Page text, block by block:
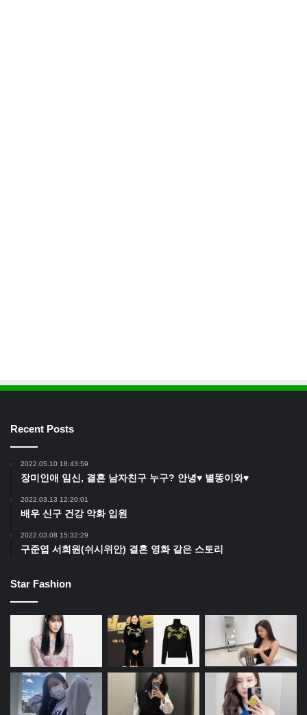
Recent Posts
2022.05.10 18:43:59
장미인애 임신, 결혼 남자친구 누구? 안녕♥ 별똥이와♥
2022.03.13 12:20:01
배우 신구 건강 악화 입원
2022.03.08 15:32:29
구준엽 서희원(쉬시위안) 결혼 영화 같은 스토리
Star Fashion